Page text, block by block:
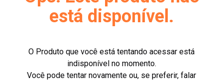
está disponível.
O Produto que você está tentando acessar está
indisponível no momento.
Você pode tentar novamente ou, se preferir, falar